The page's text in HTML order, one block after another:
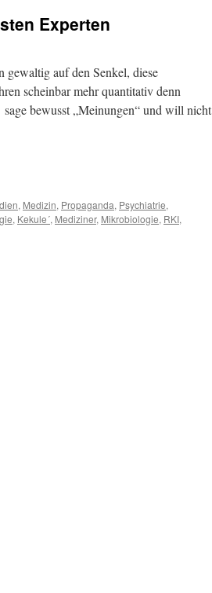
Experten
gewaltig auf den Senkel, diese
scheinbar mehr quantitativ denn
bewusst „Meinungen“ und will nicht
, Medizin, Propaganda, Psychiatrie,
, Kekule´, Mediziner, Mikrobiologie, RKI,